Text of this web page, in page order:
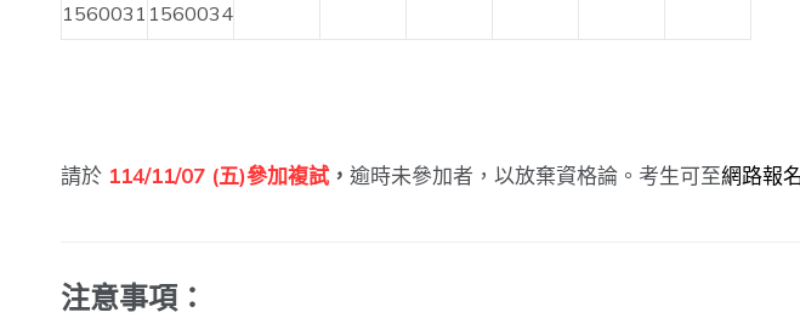
1560031 1560034
請於 114/11/07 (五)參加複試 ， 逾時未參加者，以放棄資格論。考生可至網路報
注意事項 ：